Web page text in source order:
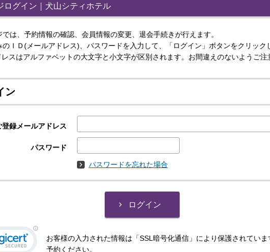
ログイン｜犬山シティホテル
では、予約情報の確認、会員情報の変更、退会手続きが行えます。
のＩＤ(メールアドレス)、パスワードを入力して、「ログイン」ボタンをクリック
スはアルファベットの大文字と小文字が区別されます。お間違えのないようご注
ン
登録メールアドレス
パスワード
パスワードを忘れた場合
お客様の入力された情報は「SSL暗号化通信」により保護されてい
予約ください。